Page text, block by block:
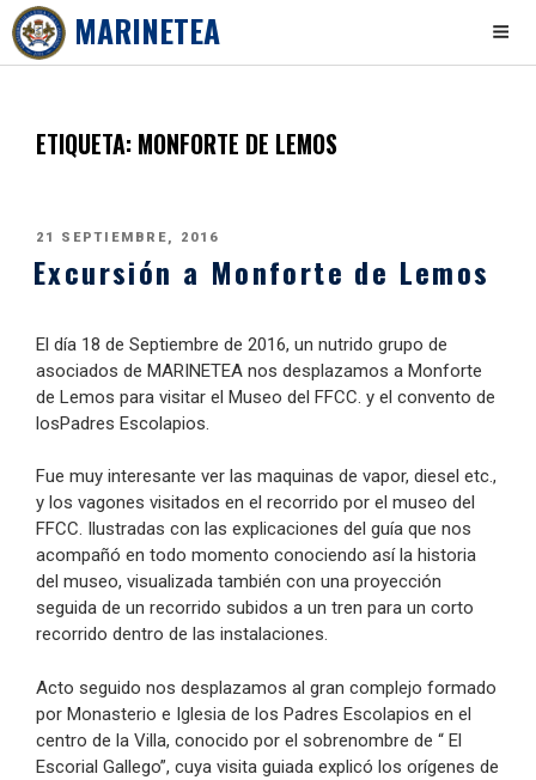
content
MARINETEA
ETIQUETA: MONFORTE DE LEMOS
PUBLICADO
21 SEPTIEMBRE, 2016
Excursión a Monforte de Lemos
El día 18 de Septiembre de 2016, un nutrido grupo de
asociados de MARINETEA nos desplazamos a Monforte
de Lemos para visitar el Museo del FFCC. y el convento de
losPadres Escolapios.
Fue muy interesante ver las maquinas de vapor, diesel etc.,
y los vagones visitados en el recorrido por el museo del
FFCC. Ilustradas con las explicaciones del guía que nos
acompañó en todo momento conociendo así la historia
del museo, visualizada también con una proyección
seguida de un recorrido subidos a un tren para un corto
recorrido dentro de las instalaciones.
Acto seguido nos desplazamos al gran complejo formado
por Monasterio e Iglesia de los Padres Escolapios en el
centro de la Villa, conocido por el sobrenombre de “ El
Escorial Gallego”, cuya visita guiada explicó los orígenes de